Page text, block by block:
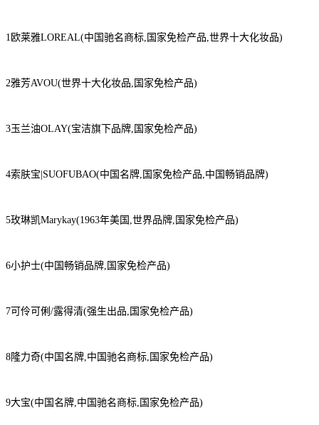
1欧莱雅LOREAL(中国驰名商标,国家免检产品,世界十大化妆品)
2雅芳AVOU(世界十大化妆品,国家免检产品)
3玉兰油OLAY(宝洁旗下品牌,国家免检产品)
4索肤宝|SUOFUBAO(中国名牌,国家免检产品,中国畅销品牌)
5玫琳凯Marykay(1963年美国,世界品牌,国家免检产品)
6小护士(中国畅销品牌,国家免检产品)
7可伶可俐/露得清(强生出品,国家免检产品)
8隆力奇(中国名牌,中国驰名商标,国家免检产品)
9大宝(中国名牌,中国驰名商标,国家免检产品)